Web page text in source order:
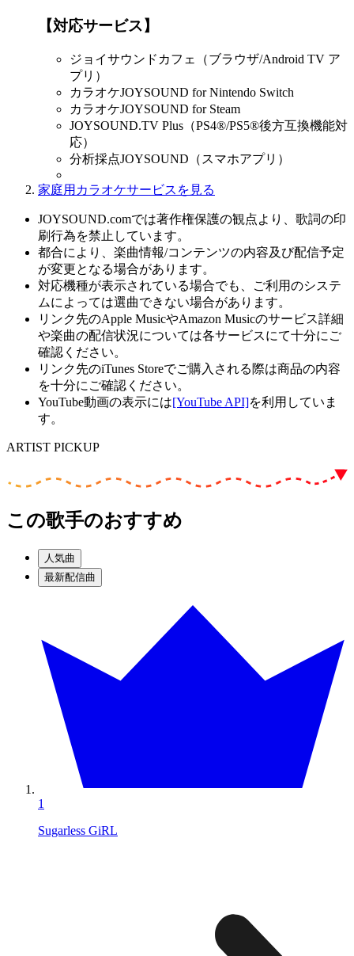
【対応サービス】
ジョイサウンドカフェ（ブラウザ/Android TV ア
プリ）
カラオケJOYSOUND for Nintendo Switch
カラオケJOYSOUND for Steam
JOYSOUND.TV Plus（PS4®/PS5®後方互換機能対
応）
分析採点JOYSOUND（スマホアプリ）
家庭用カラオケサービスを見る
JOYSOUND.comでは著作権保護の観点より、歌詞の印
刷行為を禁止しています。
都合により、楽曲情報/コンテンツの内容及び配信予定
が変更となる場合があります。
対応機種が表示されている場合でも、ご利用のシステ
ムによっては選曲できない場合があります。
リンク先のApple MusicやAmazon Musicのサービス詳細
や楽曲の配信状況については各サービスにて十分にご
確認ください。
リンク先のiTunes Storeでご購入される際は商品の内容
を十分にご確認ください。
YouTube動画の表示には[YouTube API]を利用していま
す。
ARTIST PICKUP
この歌手のおすすめ
人気曲
最新配信曲
1
Sugarless GiRL